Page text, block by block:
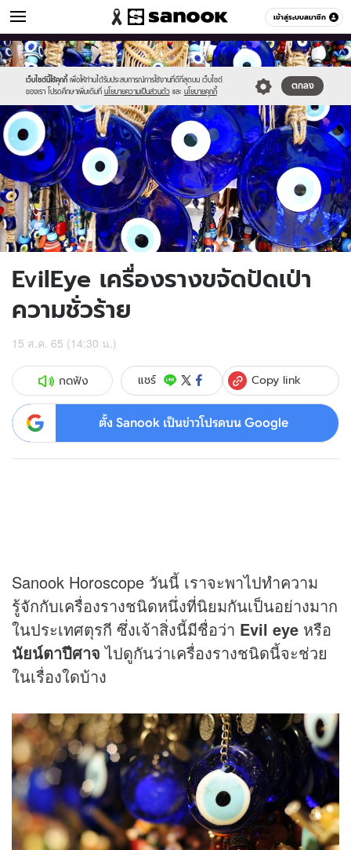
เข้าสู่ระบบสมาชิก
ดูดวง หมวดอื่นๆ
เว็บไซต์นี้ใช้คุกกี้ เพื่อให้ท่านได้รับประสบการณ์การใช้งานที่ดีที่สุดบน เว็บไซต์
ของเรา โปรดศึกษาเพิ่มเติมที่ นโยบายความเป็นส่วนตัว และ นโยบายคุกกี้
ตกลง
Sanook
//s.isanook.com/sr/0/images/logo-
new-
sanook.png
600
60
//s.isanook.com/ho/0/ud/47/235057/sanook_thumbnail_1200x720-
2.jpg
EvilEye เครื่องรางขจัดปัดเป่า
ความชั่วร้าย
15 ส.ค. 65 (14:30 น.)
กดฟัง แชร์ Copy link
ตั้ง Sanook เป็นข่าวโปรดบน Google
Sanook Horoscope วันนี้ เราจะพาไปทำความ
รู้จักกับเครื่องรางชนิดหนึ่งที่นิยมกันเป็นอย่างมาก
ในประเทศตุรกี ซึ่งเจ้าสิ่งนี้มีชื่อว่า Evil eye หรือ
นัยน์ตาปีศาจไปดูกันว่าเครื่องรางชนิดนี้จะช่วย
ในเรื่องใดบ้าง